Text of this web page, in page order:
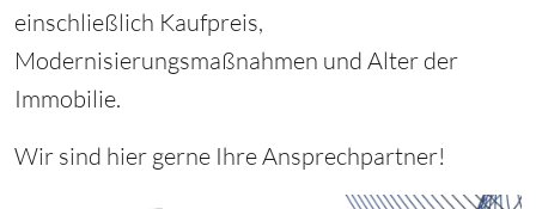
einschließlich Kaufpreis,
Modernisierungsmaßnahmen und Alter der
Immobilie.
Wir sind hier gerne Ihre Ansprechpartner!